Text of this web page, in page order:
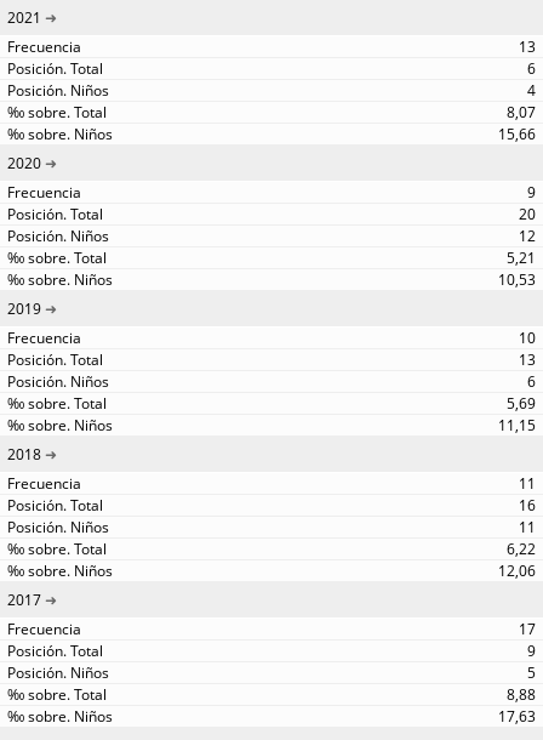
2021
13
6
4
8,07
15,66
2020
9
20
12
5,21
10,53
2019
10
13
6
5,69
11,15
2018
11
16
11
6,22
12,06
2017
17
9
5
8,88
17,63